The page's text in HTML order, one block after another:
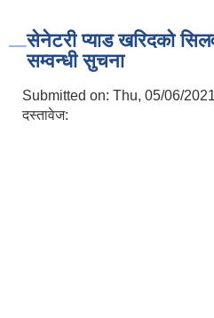
सेनेटरी प्याड खरिदको
सम्वन्धी सुचना
Submitted on: Thu, 05/06/
दस्तावेज: